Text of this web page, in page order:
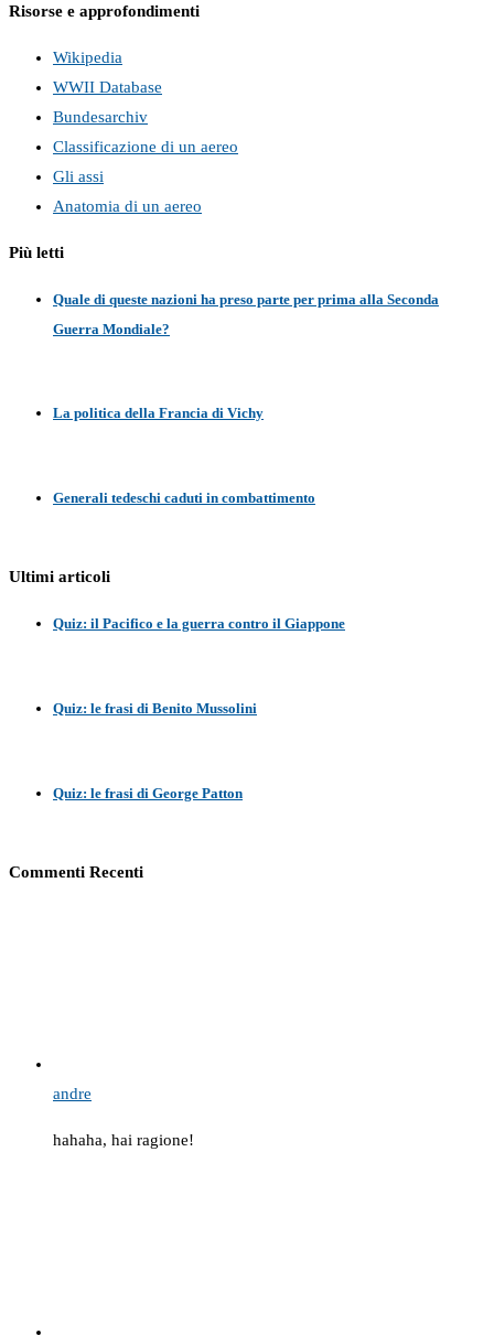
Risorse e approfondimenti
Wikipedia
WWII Database
Bundesarchiv
Classificazione di un aereo
Gli assi
Anatomia di un aereo
Più letti
Quale di queste nazioni ha preso parte per prima alla Seconda
Guerra Mondiale?
La politica della Francia di Vichy
Generali tedeschi caduti in combattimento
Ultimi articoli
Quiz: il Pacifico e la guerra contro il Giappone
Quiz: le frasi di Benito Mussolini
Quiz: le frasi di George Patton
Commenti Recenti
andre
hahaha, hai ragione!